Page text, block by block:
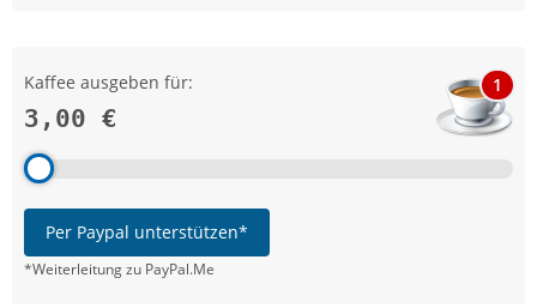
Kaffee ausgeben für:
3,00 €
1
Per Paypal unterstützen*
*Weiterleitung zu PayPal.Me